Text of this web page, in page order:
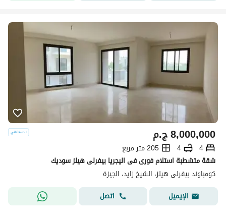
ج.م8,000,000
4
4
205 متر مربع
شقة متشطبة استلام فورى فى اليجريا بيفرلى هيلز سوديك
كومباوند بيفرلى هيلز، الشيخ زايد، الجيزة
الإيميل
اتصل